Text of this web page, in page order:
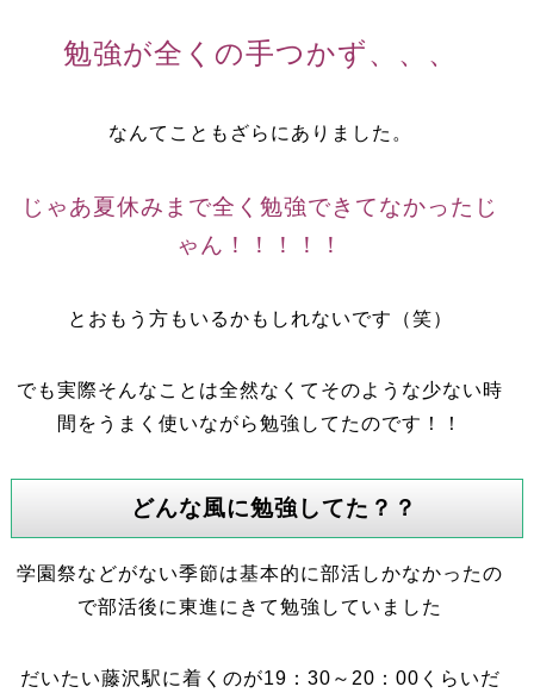
勉強が全くの手つかず、、、
なんてこともざらにありました。
じゃあ夏休みまで全く勉強できてなかったじ
ゃん！！！！！
とおもう方もいるかもしれないです（笑）
でも実際そんなことは全然なくてそのような少ない時
間をうまく使いながら勉強してたのです！！
どんな風に勉強してた？？
学園祭などがない季節は基本的に部活しかなかったの
で部活後に東進にきて勉強していました
だいたい藤沢駅に着くのが19：30～20：00くらいだ